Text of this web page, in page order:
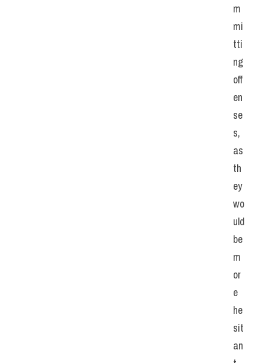
m
mi
tti
ng
off
en
se
s,
as
th
ey
wo
uld
be
m
or
e
he
sit
an